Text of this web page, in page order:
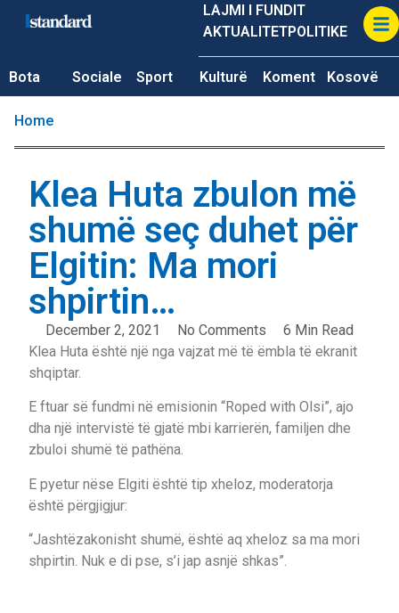
LAJMI I FUNDIT
AKTUALITETPOLITIKE
Bota Sociale Sport Kulturë Koment Kosovë
Home
Klea Huta zbulon më
shumë seç duhet për
Elgitin: Ma mori
shpirtin…
December 2, 2021 No Comments
6 Min Read
Klea Huta është një nga vajzat më të ëmbla të ekranit
shqiptar.
E ftuar së fundmi në emisionin “Roped with Olsi”, ajo
dha një intervistë të gjatë mbi karrierën, familjen dhe
zbuloi shumë të pathëna.
E pyetur nëse Elgiti është tip xheloz, moderatorja
është përgjigjur:
“Jashtëzakonisht shumë, është aq xheloz sa ma mori
shpirtin. Nuk e di pse, s’i jap asnjë shkas”.